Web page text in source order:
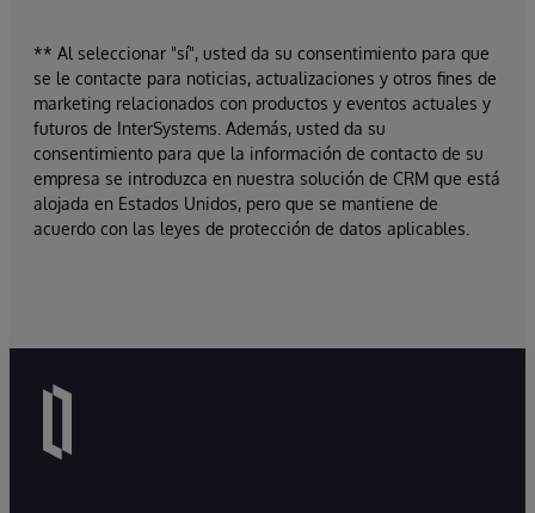
** Al seleccionar "sí", usted da su consentimiento para que
se le contacte para noticias, actualizaciones y otros fines de
marketing relacionados con productos y eventos actuales y
futuros de InterSystems. Además, usted da su
consentimiento para que la información de contacto de su
empresa se introduzca en nuestra solución de CRM que está
alojada en Estados Unidos, pero que se mantiene de
acuerdo con las leyes de protección de datos aplicables.